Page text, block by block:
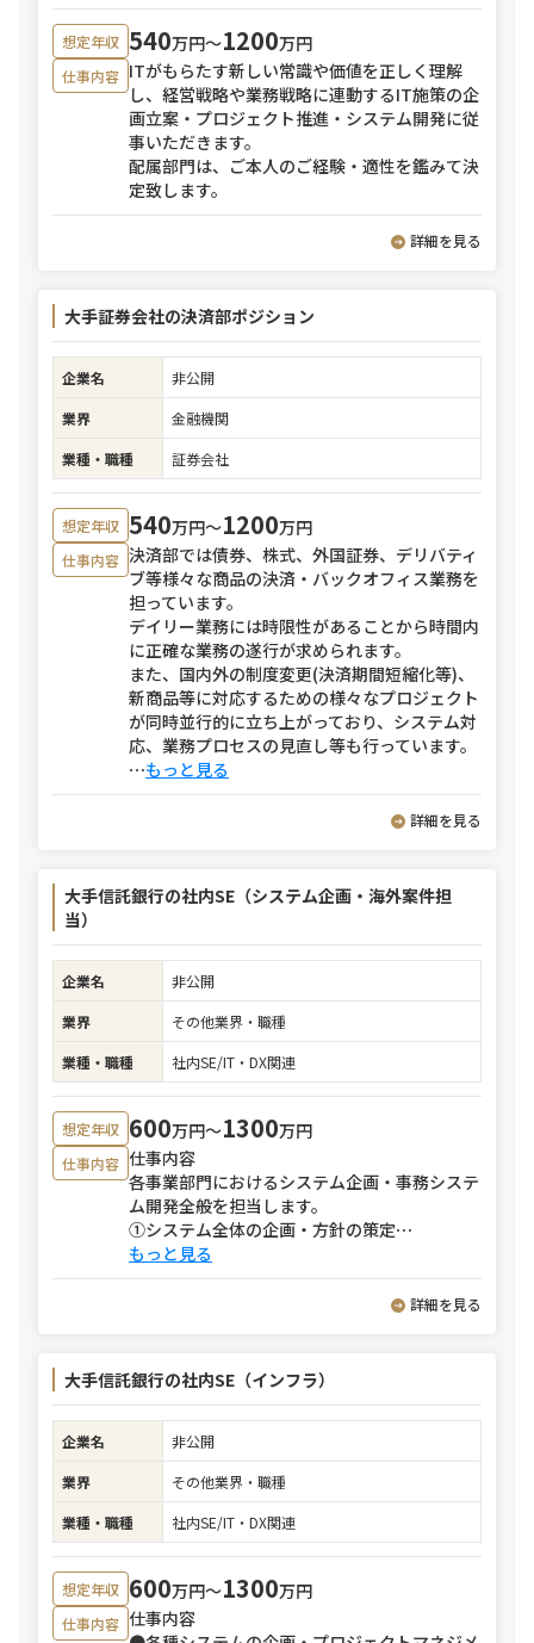
想定年収 540万円〜1200万円
仕事内容 ITがもらたす新しい常識や価値を正しく理解
し、経営戦略や業務戦略に連動するIT施策の企
画立案・プロジェクト推進・システム開発に従
事いただきます。
配属部門は、ご本人のご経験・適性を鑑みて決
定致します。
詳細を見る
大手証券会社の決済部ポジション
企業名
非公開
業界
金融機関
業種・職種
証券会社
想定年収 540万円〜1200万円
仕事内容 決済部では債券、株式、外国証券、デリバティ
ブ等様々な商品の決済・バックオフィス業務を
担っています。
デイリー業務には時限性があることから時間内
に正確な業務の遂行が求められます。
また、国内外の制度変更(決済期間短縮化等)、
新商品等に対応するための様々なプロジェクト
が同時並行的に立ち上がっており、システム対
応、業務プロセスの見直し等も行っています。
⋯もっと見る
詳細を見る
大手信託銀行の社内SE（システム企画・海外案件担
当）
企業名
非公開
業界
その他業界・職種
業種・職種
社内SE/IT・DX関連
想定年収 600万円〜1300万円
仕事内容 仕事内容
各事業部門におけるシステム企画・事務システ
ム開発全般を担当します。
①システム全体の企画・方針の策定⋯
もっと見る
詳細を見る
大手信託銀行の社内SE（インフラ）
企業名
非公開
業界
その他業界・職種
業種・職種
社内SE/IT・DX関連
想定年収 600万円〜1300万円
仕事内容 仕事内容